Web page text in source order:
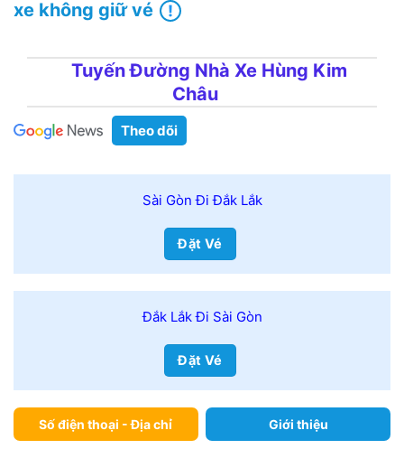
xe không giữ vé
Tuyến Đường Nhà Xe Hùng Kim
Châu
Theo dõi
Sài Gòn Đi Đắk Lắk
Đặt Vé
Đắk Lắk Đi Sài Gòn
Đặt Vé
Số điện thoại - Địa chỉ Giới thiệu